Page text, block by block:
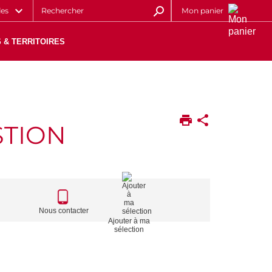
Mon panier
& TERRITOIRES
CALL
TO
ACTIONS
Nous contacter
Ajouter à ma
sélection